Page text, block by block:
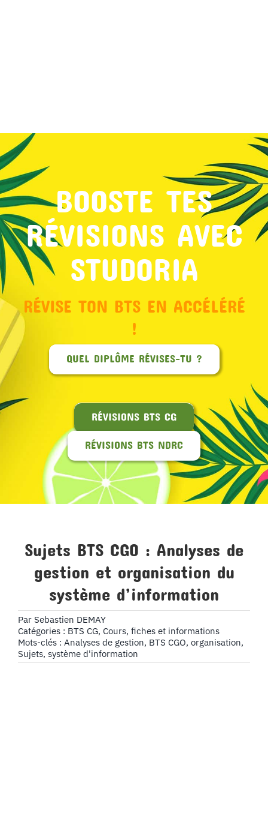
BOOSTE TES
RÉVISIONS AVEC
STUDORIA
RÉVISE TON BTS EN ACCÉLÉRÉ
!
QUEL DIPLÔME RÉVISES-TU ?
RÉVISIONS BTS CG
RÉVISIONS BTS NDRC
Sujets BTS CGO : Analyses de
gestion et organisation du
système d’information
Par Sebastien DEMAY
Catégories : BTS CG, Cours, fiches et informations
Mots-clés : Analyses de gestion, BTS CGO, organisation,
Sujets, système d'information